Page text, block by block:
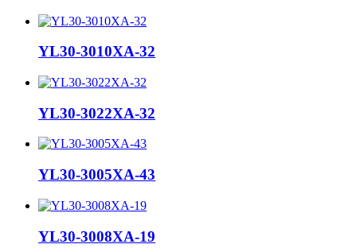
YL30-3010XA-32
YL30-3022XA-32
YL30-3005XA-43
YL30-3008XA-19